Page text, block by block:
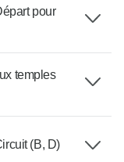
pour
temples
(B, D)